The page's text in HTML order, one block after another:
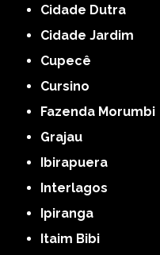
Cidade Dutra
Cidade Jardim
Cupecê
Cursino
Fazenda Morumbi
Grajau
Ibirapuera
Interlagos
Ipiranga
Itaim Bibi